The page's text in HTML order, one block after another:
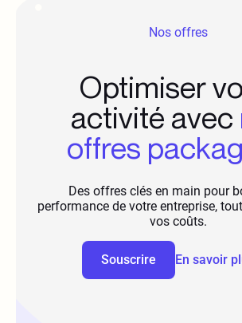
Nos offres
Optimiser
activité avec
offres
Des offres clés en main pour
performance de votre entreprise,
vos coûts.
Souscrire En savoir